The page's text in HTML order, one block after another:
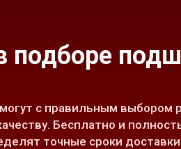
с правильным выбором
Бесплатно и
точные сроки